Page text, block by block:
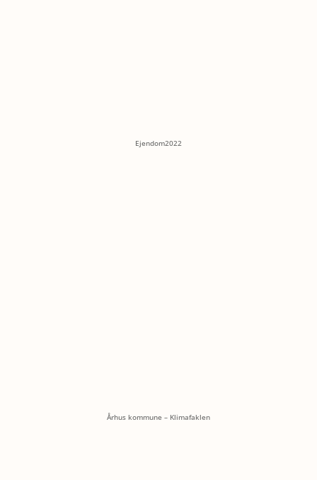
Ejendom2022
Århus kommune – Klimafaklen